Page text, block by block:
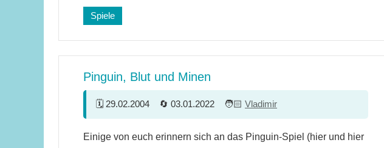
Spiele
Pinguin, Blut und Minen
29.02.2004 03.01.2022 Vladimir
Einige von euch erinnern sich an das Pinguin-Spiel (hier und hier